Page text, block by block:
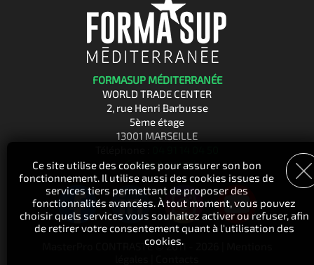
FORMASUP MÉDITERRANÉE
WORLD TRADE CENTER
2, rue Henri Barbusse
5ème étage
13001 MARSEILLE
> Contact e-mail
MasterPro CONTRASTE © 2011 - 2026 |
Ce site utilise des cookies pour assurer son bon
fonctionnement. Il utilise aussi des cookies issues de
services tiers permettant de proposer des
fonctionnalités avancées. À tout moment, vous pouvez
choisir quels services vous souhaitez activer ou refuser, afin
de retirer votre consentement quant à l'utilisation des
cookies.